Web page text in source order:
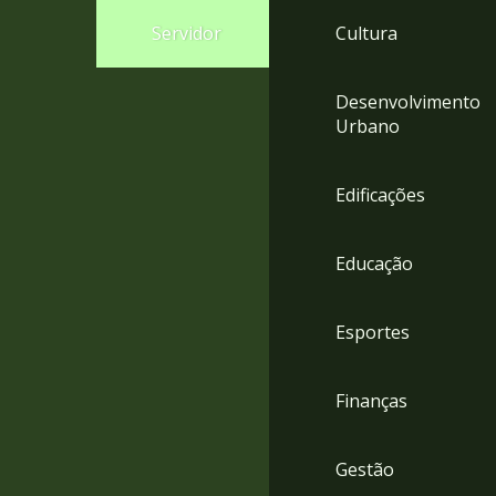
Servidor Cultura
Desenvolvimento
Urbano
Edificações
Educação
Esportes
Finanças
Gestão